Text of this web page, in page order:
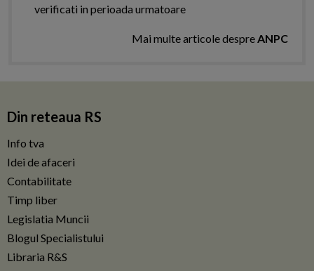
verificati in perioada urmatoare
Mai multe articole despreANPC
Din reteaua RS
Info tva
Idei de afaceri
Contabilitate
Timp liber
Legislatia Muncii
Blogul Specialistului
Libraria R&S